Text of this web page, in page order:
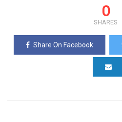
0
SHARES
Share On Facebook